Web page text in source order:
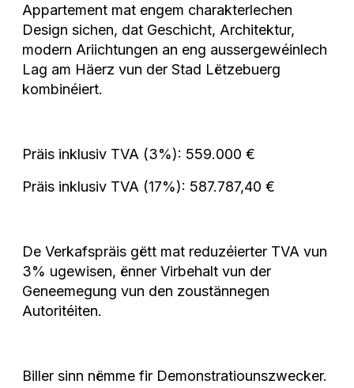
Appartement mat engem charakterlechen
Design sichen, dat Geschicht, Architektur,
modern Ariichtungen an eng aussergewéinlech
Lag am Häerz vun der Stad Lëtzebuerg
kombinéiert.
Präis inklusiv TVA (3%): 559.000 €
Präis inklusiv TVA (17%): 587.787,40 €
De Verkafspräis gëtt mat reduzéierter TVA vun
3% ugewisen, ënner Virbehalt vun der
Geneemegung vun den zoustännegen
Autoritéiten.
Biller sinn nëmme fir Demonstratiounszwecker.